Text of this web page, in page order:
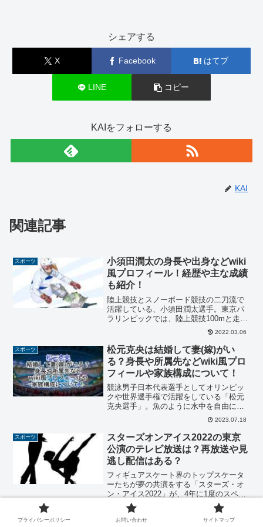
シェアする
X Facebook はてブ
LINE コピー
KAIをフォローする
KAI
関連記事
スポーツ
小須田潤太の身長や出身などwiki
風プロフィール！経歴や主な成績
も紹介！
陸上競技とスノーボード競技の二刀流で
活躍している、小須田潤太選手。東京パ
ラリンピックでは、陸上競技100mと走り
幅跳びに出場し、走り幅跳びでは7位入賞
を果たしました。2022年の北京パラリン
ピックにも出場予定ですが、イケメン選
手としても注目...
2022.03.06
スポーツ
松元克央は結婚して妻(嫁)がい
る？身長や所属先などwiki風プロ
フィールや家族構成について！
競泳男子日本代表選手としてオリンピッ
クや世界選手権で活躍をしている「松元
克央選手」。魚のように水中を自由に泳
ぎ回る「カツオ」という愛称でも親しま
れていて、今回の世界水泳2023でもメダ
ル候補であり、活躍が期待されていま
す。今回は、そんな「松...
2023.07.18
スポーツ
スターズオンアイス2022の東京
公演のテレビ放送は？再放送や見
逃し配信はある？
フィギュアスケート界のトップスケータ
ーたちが夢の共演をする「スターズ・オ
ン・アイス2022」が、4年に1度のスペシ
ャルエディションとして、大阪と東京で
開催されます。青森の八戸公演も予定さ
れていましたが、3月16日に起こった地震
2022.04.02
プライバシーポリシー お問い合わせ サイトマップ